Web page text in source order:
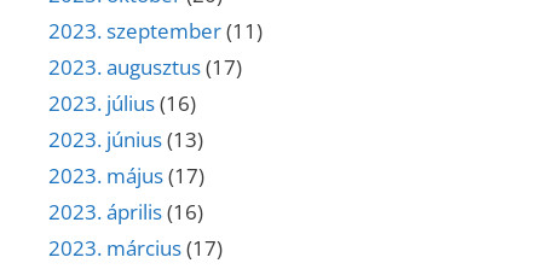
2023. szeptember(11)
2023. augusztus(17)
2023. július(16)
2023. június(13)
2023. május(17)
2023. április(16)
2023. március(17)